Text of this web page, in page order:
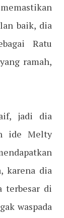
baik, dia
Ratu
ramah,
jadi dia
ide Melty
karena dia
terbesar di
waspada